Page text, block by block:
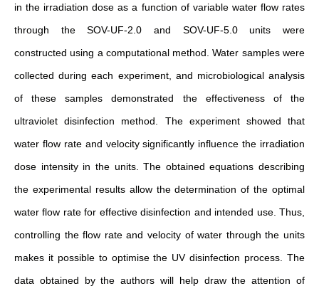
in the irradiation dose as a function of variable water flow rates
through the SOV-UF-2.0 and SOV-UF-5.0 units were
constructed using a computational method. Water samples were
collected during each experiment, and microbiological analysis
of these samples demonstrated the effectiveness of the
ultraviolet disinfection method. The experiment showed that
water flow rate and velocity significantly influence the irradiation
dose intensity in the units. The obtained equations describing
the experimental results allow the determination of the optimal
water flow rate for effective disinfection and intended use. Thus,
controlling the flow rate and velocity of water through the units
makes it possible to optimise the UV disinfection process. The
data obtained by the authors will help draw the attention of